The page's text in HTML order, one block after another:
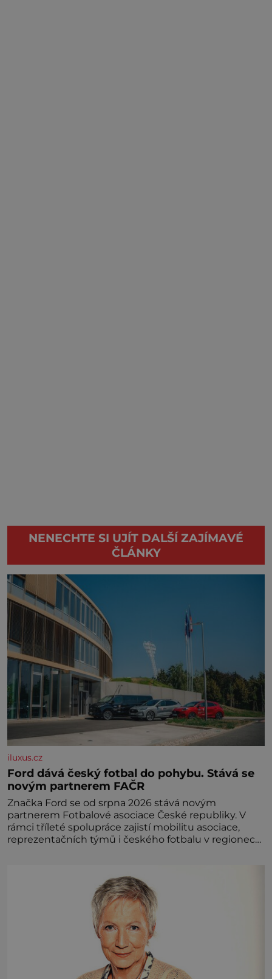
NENECHTE SI UJÍT DALŠÍ ZAJÍMAVÉ
ČLÁNKY
iluxus.cz
Ford dává český fotbal do pohybu. Stává se
novým partnerem FAČR
Značka Ford se od srpna 2026 stává novým
partnerem Fotbalové asociace České republiky. V
rámci tříleté spolupráce zajistí mobilitu asociace,
reprezentačních týmů i českého fotbalu v regionech.